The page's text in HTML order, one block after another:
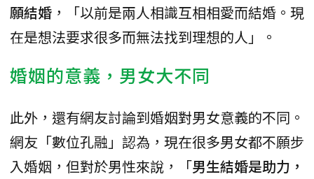
願結婚 ，「以前是兩人相識互相相愛而結婚。現
在是想法要求很多而無法找到理想的人」。
婚姻的意義，男女大不同
此外，還有網友討論到婚姻對男女意義的不同。
網友「數位孔融」認為，現在很多男女都不願步
入婚姻，但對於男性來說，「男生結婚是助力，